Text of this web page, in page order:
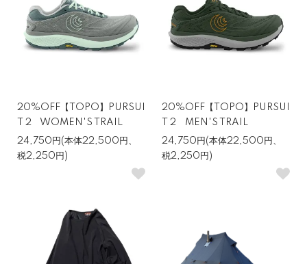
20%OFF【TOPO】PURSUI
T 2 WOMEN'S TRAIL
24,750円(本体22,500円、
税2,250円)
20%OFF【TOPO】PURSUI
T 2 MEN'S TRAIL
24,750円(本体22,500円、
税2,250円)